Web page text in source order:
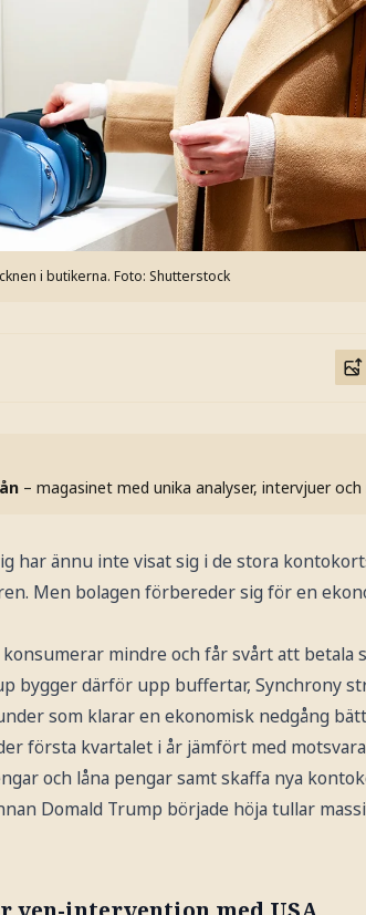
i butikerna. Foto: Shutterstock
– magasinet med unika analyser, intervjuer
har ännu inte visat sig i de stora
Men bolagen förbereder sig för en
mindre och får svårt att betala
bygger därför upp buffertar, Synchrony
som klarar en ekonomisk nedgång
första kvartalet i år jämfört med
och låna pengar samt skaffa nya
Domald Trump började höja tullar